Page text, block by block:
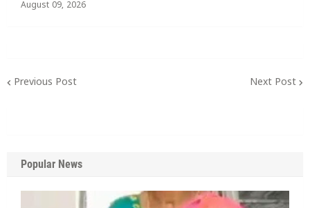
August 09, 2026
Previous Post Next Post
Popular News